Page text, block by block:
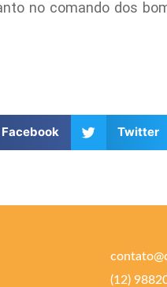
no comando dos
Facebook Twitter
(12)